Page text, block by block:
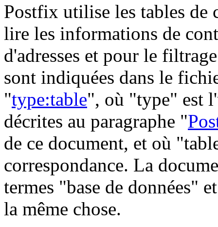
Postfix utilise les tables de
lire les informations de
d'adresses et pour le
sont indiquées dans le
"type:table", où "type" est
décrites au paragraphe "
de ce document, et où
correspondance. La
termes "base de données"
la même chose.